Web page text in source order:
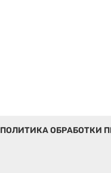
ПОЛИТИКА ОБРАБОТКИ